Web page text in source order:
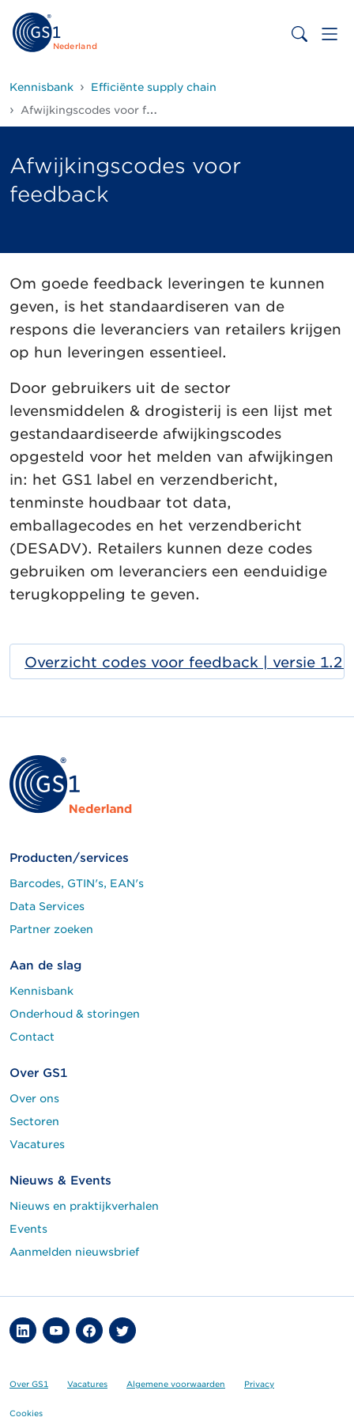
Nederland
Kennisbank
Efficiënte supply chain
Afwijkingscodes voor feedback
Afwijkingscodes voor
feedback
Om goede feedback leveringen te kunnen
geven, is het standaardiseren van de
respons die leveranciers van retailers krijgen
op hun leveringen essentieel.
Door gebruikers uit de sector
levensmiddelen & drogisterij is een lijst met
gestandaardiseerde afwijkingscodes
opgesteld voor het melden van afwijkingen
in: het GS1 label en verzendbericht,
tenminste houdbaar tot data,
emballagecodes en het verzendbericht
(DESADV). Retailers kunnen deze codes
gebruiken om leveranciers een eenduidige
terugkoppeling te geven.
Overzicht codes voor feedback | versie 1.2
Producten/services
Barcodes, GTIN's, EAN's
Data Services
Partner zoeken
Aan de slag
Kennisbank
Onderhoud & storingen
Contact
Over GS1
Over ons
Sectoren
Vacatures
Nieuws & Events
Nieuws en praktijkverhalen
Events
Aanmelden nieuwsbrief
Over GS1 Vacatures Algemene voorwaarden Privacy
Cookies